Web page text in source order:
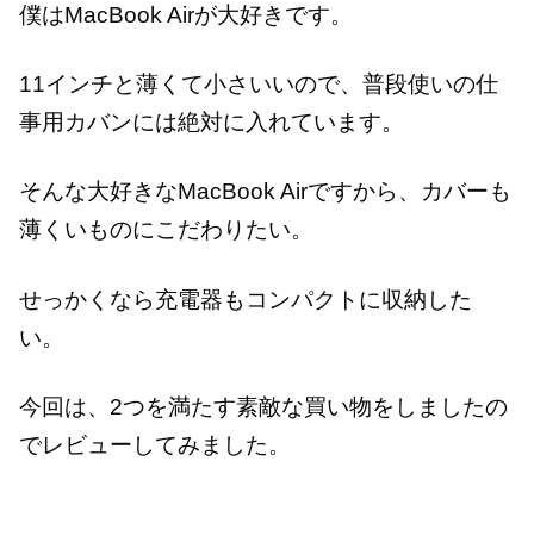
僕はMacBook Airが大好きです。
11インチと薄くて小さいいので、普段使いの仕
事用カバンには絶対に入れています。
そんな大好きなMacBook Airですから、カバーも
薄くいものにこだわりたい。
せっかくなら充電器もコンパクトに収納した
い。
今回は、2つを満たす素敵な買い物をしましたの
でレビューしてみました。